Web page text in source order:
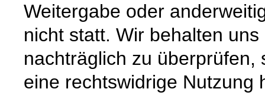
Weitergabe oder
nicht statt. Wir behalten
nachträglich zu überprüfen,
eine rechtswidrige Nutzung